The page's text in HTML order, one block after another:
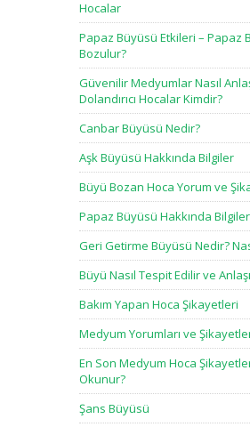
Hocalar
Papaz Büyüsü Etkileri – Papaz
Bozulur?
Güvenilir Medyumlar Nasıl
Dolandırıcı Hocalar Kimdir?
Canbar Büyüsü Nedir?
Aşk Büyüsü Hakkında Bilgiler
Büyü Bozan Hoca Yorum ve
Papaz Büyüsü Hakkında Bilgiler
Geri Getirme Büyüsü Nedir?
Büyü Nasıl Tespit Edilir ve
Bakım Yapan Hoca Şikayetleri
Medyum Yorumları ve
En Son Medyum Hoca
Okunur?
Şans Büyüsü